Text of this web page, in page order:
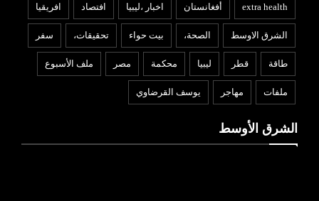
extra health أفغانستان اخبار ،ليبيا افتصاد افريقيا
الشرق الاوسط الصحة، بيت حواء تحقيقات، سفر
طاقة قطر ليبيا محكمة مصر ملف الأسبوع
ملفات مهاجر يوسف القرضاوي
الشرق الأوسط